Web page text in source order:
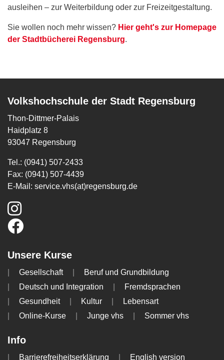
ausleihen – zur Weiterbildung oder zur Freizeitgestaltung.
Sie wollen noch mehr wissen? Hier geht's zur Homepage
der Stadtbücherei Regensburg.
Volkshochschule der Stadt Regensburg
Thon-Dittmer-Palais
Haidplatz 8
93047 Regensburg
Tel.: (0941) 507-2433
Fax: (0941) 507-4439
E-Mail: service.vhs(at)regensburg.de
Unsere Kurse
Gesellschaft
Beruf und Grundbildung
Deutsch und Integration
Fremdsprachen
Gesundheit
Kultur
Lebensart
Online-Kurse
Junge vhs Sommer vhs
Info
Barrierefreiheitserklärung English version